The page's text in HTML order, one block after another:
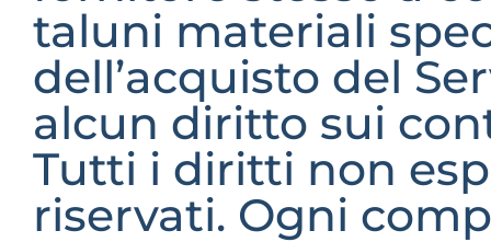
taluni materiali
dell’acquisto del
alcun diritto sui
Tutti i diritti non
riservati. Ogni